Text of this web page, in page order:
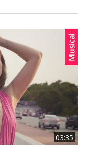
03:35